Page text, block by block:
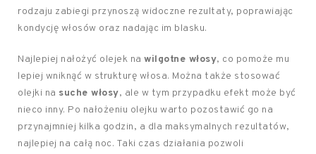
rodzaju zabiegi przynoszą widoczne rezultaty, poprawiając
kondycję włosów oraz nadając im blasku.
Najlepiej nałożyć olejek na wilgotne włosy, co pomoże mu
lepiej wniknąć w strukturę włosa. Można także stosować
olejki na suche włosy, ale w tym przypadku efekt może być
nieco inny. Po nałożeniu olejku warto pozostawić go na
przynajmniej kilka godzin, a dla maksymalnych rezultatów,
najlepiej na całą noc. Taki czas działania pozwoli